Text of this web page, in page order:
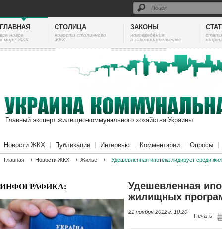
ГЛАВНАЯ
все новое
в мире ЖКХ
СТОЛИЦА
новости столичного
ЖКХ
ЗАКОНЫ
нововведения
в законодательстве
Главный эксперт жилищно-коммунального хозяйства Украины
Новости ЖКХ Публикации Интервью Комментарии Опросы
Главная / Новости ЖКХ / Жилье / Удешевленная ипотека лидирует среди
ИНФОГРАФИКА:
Удешевленная
жилищных
21 ноября 2012 г. 10:20
Печать